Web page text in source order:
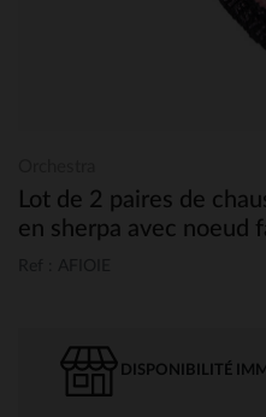
Lot de 2 paires de
en sherpa avec noeud
DISPONIBILITÉ